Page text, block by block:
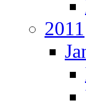
2011